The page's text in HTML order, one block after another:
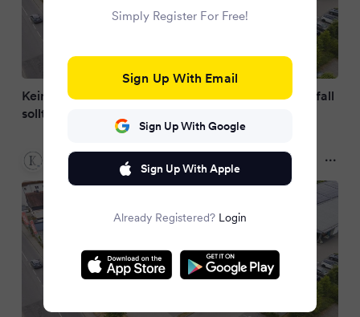
Keine Kulanz trotz Schicksalsschlag? Nach Todesfall
sollte Ehepaar trotzdem Parkstrafe zahlen
kreiszeitung.de
Simply Register For Free!
Sign Up With Email
Sign Up With Google
Sign Up With Apple
Already Registered? Login